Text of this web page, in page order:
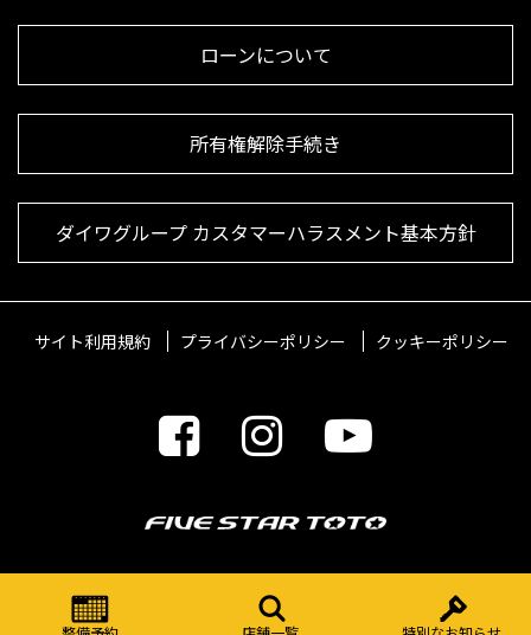
ローンについて
所有権解除手続き
ダイワグループ カスタマーハラスメント基本方針
サイト利用規約 プライバシーポリシー クッキーポリシー